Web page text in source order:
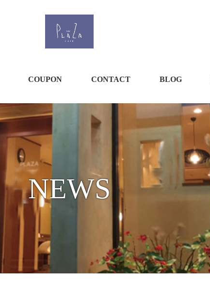
COUPON CONTACT BLOG
NEWS